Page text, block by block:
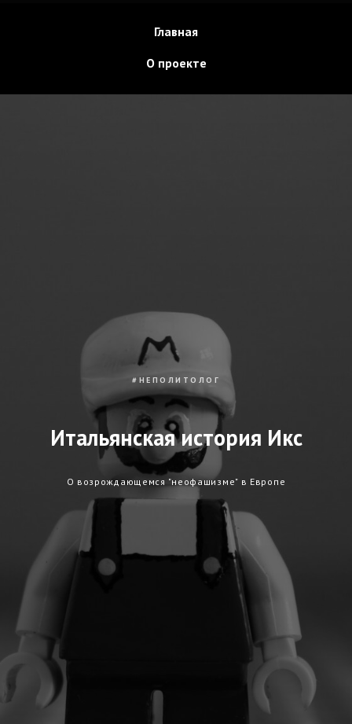
Главная
О проекте
#НЕПОЛИТОЛОГ
Итальянская история Икс
О возрождающемся "неофашизме" в Европе